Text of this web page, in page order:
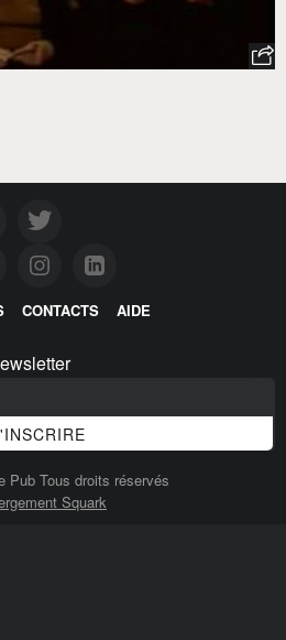
CONTACTS AIDE
Pub Tous droits réservés
Squark